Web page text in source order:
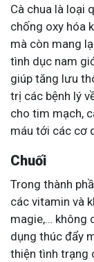
Cà chua là loại
chống oxy hóa
mà còn mang
tình dục nam
giúp tăng lưu
trị các bệnh lý
cho tim mạch,
máu tới các cơ
Chuối
Trong thành
các vitamin và
magie,… không
dụng thúc đẩy
thiện tình trạng